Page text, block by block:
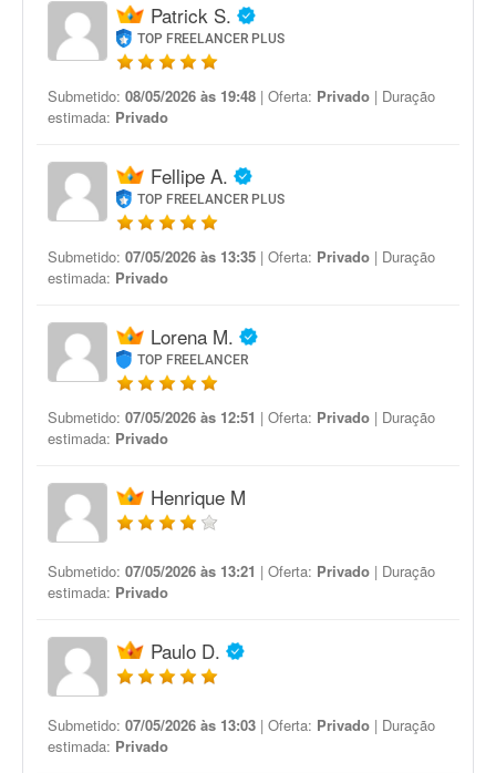
Patrick S.
TOP FREELANCER PLUS
Submetido: 08/05/2026 às 19:48 | Oferta: Privado | Duração
estimada: Privado
Fellipe A.
TOP FREELANCER PLUS
Submetido: 07/05/2026 às 13:35 | Oferta: Privado | Duração
estimada: Privado
Lorena M.
TOP FREELANCER
Submetido: 07/05/2026 às 12:51 | Oferta: Privado | Duração
estimada: Privado
Henrique M
Submetido: 07/05/2026 às 13:21 | Oferta: Privado | Duração
estimada: Privado
Paulo D.
Submetido: 07/05/2026 às 13:03 | Oferta: Privado | Duração
estimada: Privado